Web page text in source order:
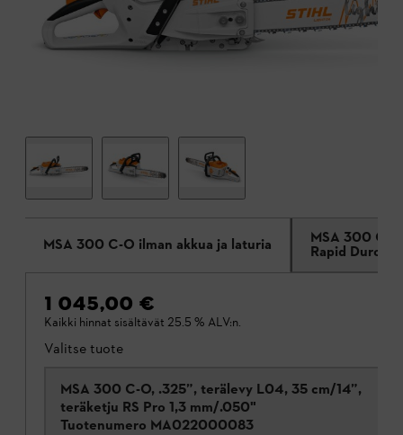
MSA 300 C-O ilman akkua ja laturia MSA 300 C-
Rapid Duro
1 045,00 €
Kaikki hinnat sisältävät 25.5 % ALV:n.
Valitse tuote
MSA 300 C-O, .325”, terälevy L04, 35 cm/14”,
teräketju RS Pro 1,3 mm/.050"
Tuotenumero MA022000083